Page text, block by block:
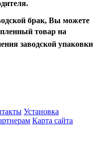
брак, Вы можете
товар на
заводской упаковки
Установка
Карта сайта